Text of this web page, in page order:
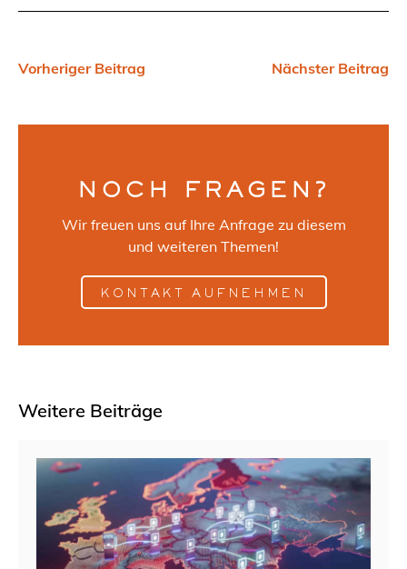
Vorheriger Beitrag Nächster Beitrag
NOCH FRAGEN?
Wir freuen uns auf Ihre Anfrage zu diesem
und weiteren Themen!
KONTAKT AUFNEHMEN
Weitere Beiträge